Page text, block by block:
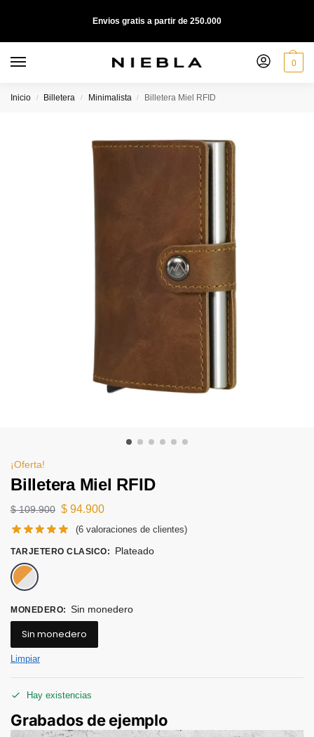
Envios gratis a partir de 250.000
0
Inicio / Billetera / Minimalista / Billetera Miel RFID
¡Oferta!
Billetera Miel RFID
$109.900 $ 94.900
(6 valoraciones de clientes)
TARJETERO CLASICO: Plateado
MONEDERO: Sin monedero
Sin monedero
Limpiar
Hay existencias
Grabados de ejemplo